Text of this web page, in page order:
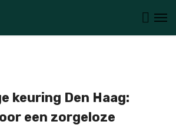
keuring Den Haag:
een zorgeloze